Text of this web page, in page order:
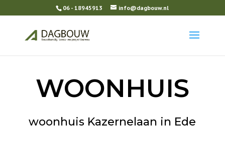
06 - 18945913 info@dagbouw.nl
WOONHUIS
woonhuis Kazernelaan in Ede